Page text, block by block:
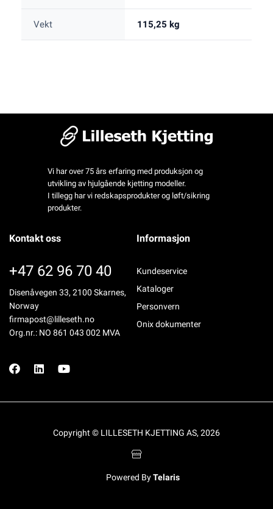
Vekt 115,25 kg
Vi har over 75 års erfaring med produksjon og
utvikling av hjulgående kjetting modeller.
I tillegg har vi redskapsprodukter og løft/sikring
produkter.
Kontakt oss
+47 62 96 70 40
Disenåvegen 33, 2100 Skarnes,
Norway
firmapost@lilleseth.no
Org.nr.: NO 861 043 002 MVA
Informasjon
Kundeservice
Kataloger
Personvern
Onix dokumenter
Copyright © LILLESETH KJETTING AS, 2026
Powered ByTelaris